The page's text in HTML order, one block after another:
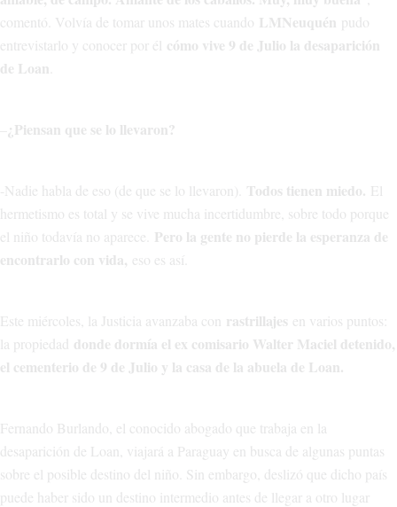
comentó. Volvía de tomar unos mates cuando LMNeuquén pudo
entrevistarlo y conocer por él cómo vive 9 de Julio la desaparición
de Loan
¿Piensan que se lo llevaron?
-Nadie habla de eso (de que se lo llevaron). Todos tienen miedo. El
hermetismo es total y se vive mucha incertidumbre, sobre todo porque
el niño todavía no aparece. Pero la gente no pierde la esperanza de
encontrarlo con vida, eso es así.
Este miércoles, la Justicia avanzaba con rastrillajes en varios puntos:
la propiedad donde dormía el ex comisario Walter Maciel detenido,
el cementerio de 9 de Julio y la casa de la abuela de Loan.
Fernando Burlando, el conocido abogado que trabaja en la
desaparición de Loan, viajará a Paraguay en busca de algunas puntas
sobre el posible destino del niño. Sin embargo, deslizó que dicho país
puede haber sido un destino intermedio antes de llegar a otro lugar